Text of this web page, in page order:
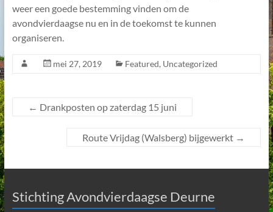
weer een goede bestemming vinden om de
avondvierdaagse nu en in de toekomst te kunnen
organiseren.
mei 27, 2019 Featured, Uncategorized
← Drankposten op zaterdag 15 juni
Route Vrijdag (Walsberg) bijgewerkt →
Stichting Avondvierdaagse Deurne